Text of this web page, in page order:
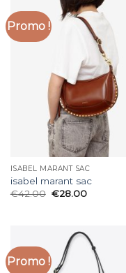
Promo !
ISABEL MARANT SAC
isabel marant sac
€42.00 €28.00
Promo !